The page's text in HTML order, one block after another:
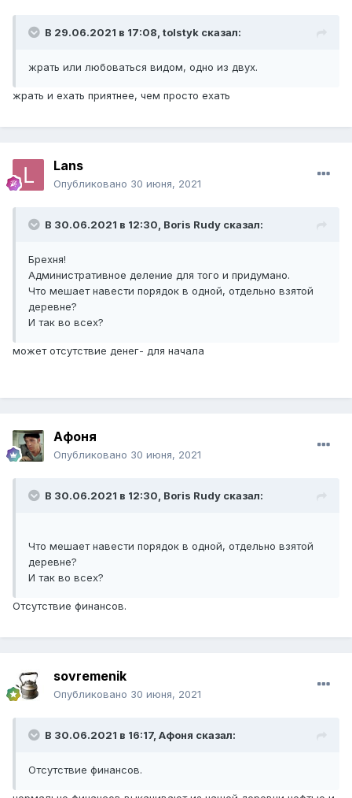
В 29.06.2021 в 17:08, tolstyk сказал:
жрать или любоваться видом, одно из двух.
жрать и ехать приятнее, чем просто ехать
Lans
Опубликовано 30 июня, 2021
В 30.06.2021 в 12:30, Boris Rudy сказал:
Брехня!
Административное деление для того и придумано.
Что мешает навести порядок в одной, отдельно взятой
деревне?
И так во всех?
может отсутствие денег- для начала
Афоня
Опубликовано 30 июня, 2021
В 30.06.2021 в 12:30, Boris Rudy сказал:
Что мешает навести порядок в одной, отдельно взятой
деревне?
И так во всех?
Отсутствие финансов.
sovremenik
Опубликовано 30 июня, 2021
В 30.06.2021 в 16:17, Афоня сказал:
Отсутствие финансов.